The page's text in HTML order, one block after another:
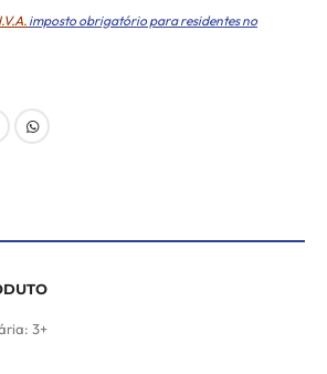
imposto obrigatório para residentes no
3+